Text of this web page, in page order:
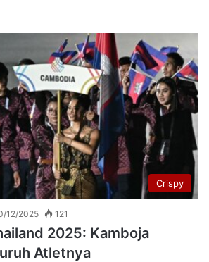
Crispy
12/2025 121
2025: Kamboja
Atletnya